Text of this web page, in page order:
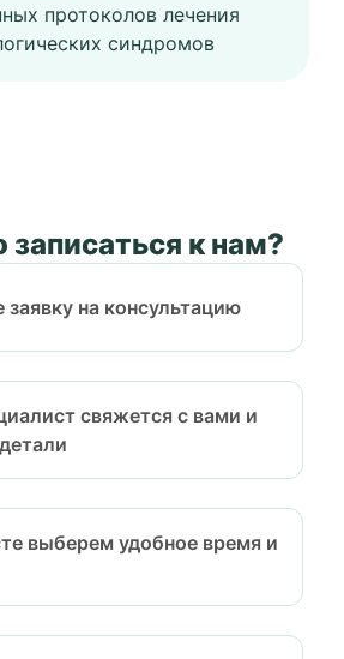
протоколов лечения
синдромов
записаться к нам?
заявку на консультацию
свяжется с вами и
выберем удобное время и